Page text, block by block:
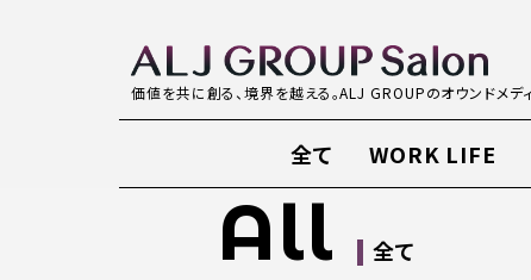
価値を共に創る、境界を越える。ALJ GROUPのオウンドメデ
全て WORK LIFE
All 全て